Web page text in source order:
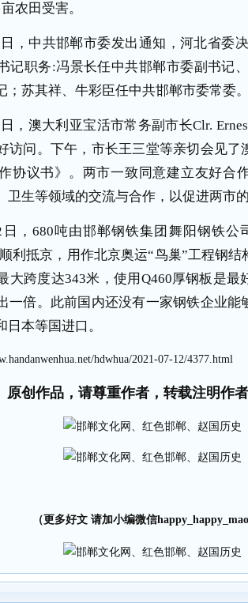
农田受害。
日，中共邯郸市委发出通知，河北省委
记职务:冯景长任中共邯郸市委副书记
；苏其祥、牛彩臣任中共邯郸市委常委。
日，澳大利亚宝活市常务副市长Clr.
访问。下午，市长王三堂等亲切会见了
协议书》。两市一致同意建立友好合
卫生等领域的交流与合作，以促进两市
日， 680吨由邯郸钢铁集团舞阳钢铁公
利抵京，用作北京奥运“鸟巢”工程钢结
大跨度达343米，使用 Q460厚钢板是最
一倍。此前国内还没有一家钢铁企业能
本等国进口。
hdwhua/2021-07-12/4377.html
原创作品，请尊重作者，转载注明作
（更多好文 请加小编微信